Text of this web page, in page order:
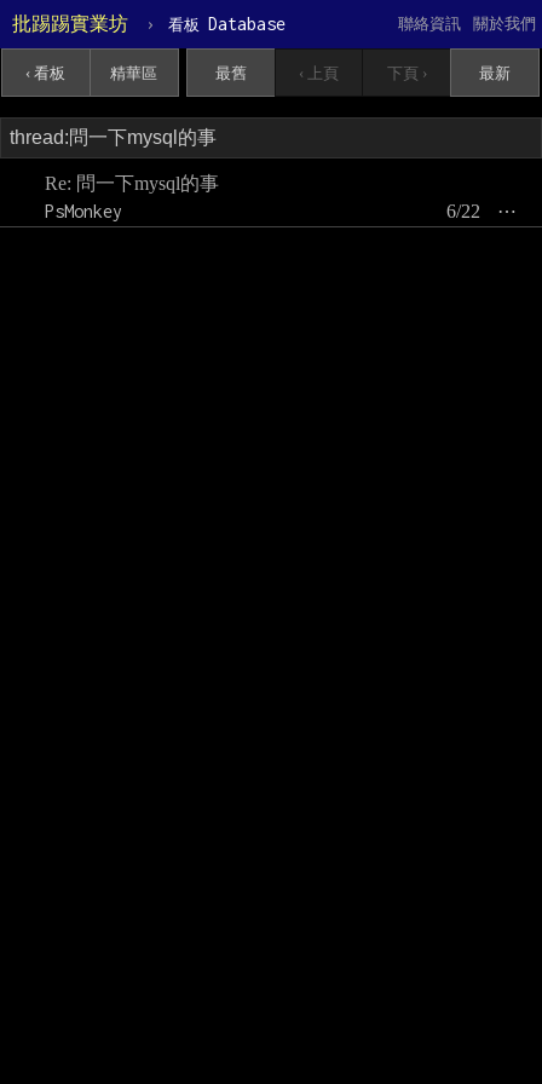
批踢踢實業坊 › 看板 Database 關於我們
聯絡資訊
‹ 看板 精華區 最舊 ‹ 上頁 下頁 › 最新
Re: 問一下mysql的事
PsMonkey
⋯
6/22